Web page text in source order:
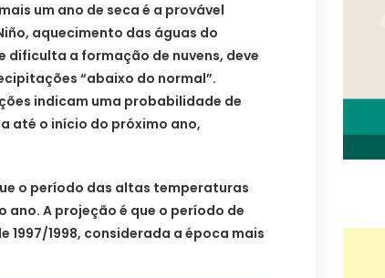
um ano de seca é a provável
aquecimento das águas do
a formação de nuvens, deve
“abaixo do normal”.
indicam uma probabilidade de
até o início do próximo ano,
o período das altas temperaturas
ano. A projeção é que o período de
1997/1998, considerada a época mais